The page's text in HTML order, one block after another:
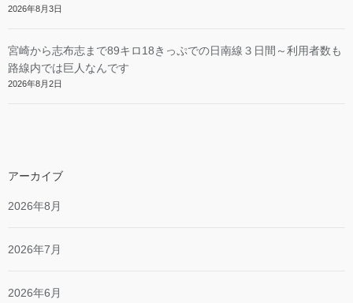
2026年8月3日
宮崎から志布志まで89キロ18きっぷでの日南線３日間～利用者数も
路線内では巨人なんです
2026年8月2日
アーカイブ
2026年8月
2026年7月
2026年6月